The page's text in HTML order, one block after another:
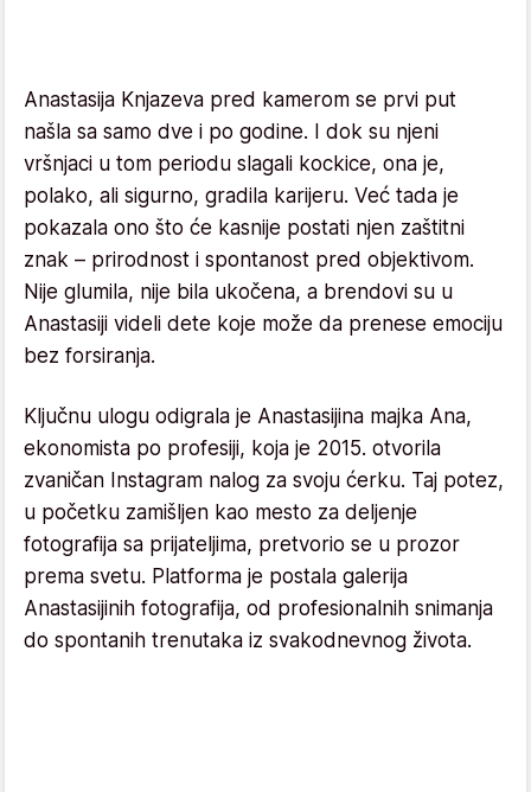
Anastasija Knjazeva pred kamerom se prvi put
našla sa samo dve i po godine. I dok su njeni
vršnjaci u tom periodu slagali kockice, ona je,
polako, ali sigurno, gradila karijeru. Već tada je
pokazala ono što će kasnije postati njen zaštitni
znak – prirodnost i spontanost pred objektivom.
Nije glumila, nije bila ukočena, a brendovi su u
Anastasiji videli dete koje može da prenese emociju
bez forsiranja.
Ključnu ulogu odigrala je Anastasijina majka Ana,
ekonomista po profesiji, koja je 2015. otvorila
zvaničan Instagram nalog za svoju ćerku. Taj potez,
u početku zamišljen kao mesto za deljenje
fotografija sa prijateljima, pretvorio se u prozor
prema svetu. Platforma je postala galerija
Anastasijinih fotografija, od profesionalnih snimanja
do spontanih trenutaka iz svakodnevnog života.